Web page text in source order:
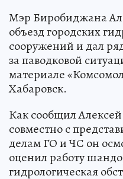
Мэр Биробиджана
объезд городских
сооружений и дал
за паводковой
материале
Хабаровск.
Как сообщил
совместно с
делам ГО и ЧС он
оценил работу
гидрологическая